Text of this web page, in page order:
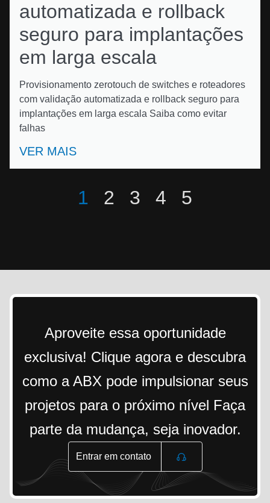
automatizada e rollback
seguro para implantações
em larga escala
Provisionamento zerotouch de switches e roteadores
com validação automatizada e rollback seguro para
implantações em larga escala Saiba como evitar
falhas
VER MAIS
1 2 3 4 5
Aproveite essa oportunidade
exclusiva! Clique agora e descubra
como a ABX pode impulsionar seus
projetos para o próximo nível Faça
parte da mudança, seja inovador.
Entrar em contato